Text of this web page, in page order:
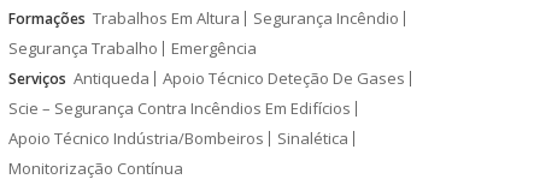
Formações Trabalhos Em Altura
Segurança Incêndio
Segurança Trabalho
Emergência
Serviços Antiqueda
Apoio Técnico Deteção De Gases
Scie – Segurança Contra Incêndios Em Edifícios
Apoio Técnico Indústria/Bombeiros
Sinalética
Monitorização Contínua